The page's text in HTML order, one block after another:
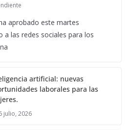
aprobado este martes
a las redes sociales para los
artificial: nuevas
laborales para las
julio, 2026